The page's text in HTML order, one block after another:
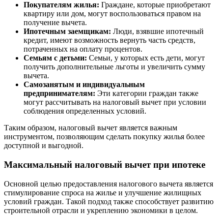
Покупателям жилья: Граждане, которые приобретают
квартиру или дом, могут воспользоваться правом на
получение вычета.
Ипотечным заемщикам: Люди, взявшие ипотечный
кредит, имеют возможность вернуть часть средств,
потраченных на оплату процентов.
Семьям с детьми: Семьи, у которых есть дети, могут
получить дополнительные льготы и увеличить сумму
вычета.
Самозанятым и индивидуальным
предпринимателям: Эти категории граждан также
могут рассчитывать на налоговый вычет при условии
соблюдения определенных условий.
Таким образом, налоговый вычет является важным
инструментом, позволяющим сделать покупку жилья более
доступной и выгодной.
Максимальный налоговый вычет при ипотеке
Основной целью предоставления налогового вычета является
стимулирование спроса на жилье и улучшение жилищных
условий граждан. Такой подход также способствует развитию
строительной отрасли и укреплению экономики в целом.